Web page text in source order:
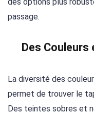
passage.
Des Couleurs
La diversité des
permet de trouver le
Des teintes sobres et